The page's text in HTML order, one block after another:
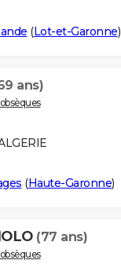
(Lot-et-Garonne)
ans)
(Haute-Garonne)
(77 ans)